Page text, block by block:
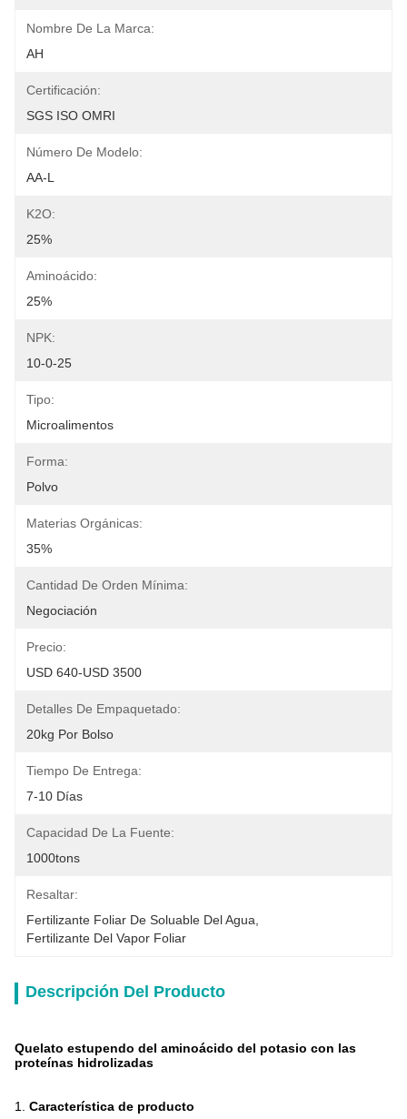
Nombre De La Marca:
AH
Certificación:
SGS ISO OMRI
Número De Modelo:
AA-L
K2O:
25%
Aminoácido:
25%
NPK:
10-0-25
Tipo:
Microalimentos
Forma:
Polvo
Materias Orgánicas:
35%
Cantidad De Orden Mínima:
Negociación
Precio:
USD 640-USD 3500
Detalles De Empaquetado:
20kg Por Bolso
Tiempo De Entrega:
7-10 Días
Capacidad De La Fuente:
1000tons
Resaltar:
Fertilizante Foliar De Soluable Del Agua
Fertilizante Del Vapor Foliar
Descripción Del Producto
Quelato estupendo del aminoácido del potasio con las
proteínas hidrolizadas
1. Característica de producto